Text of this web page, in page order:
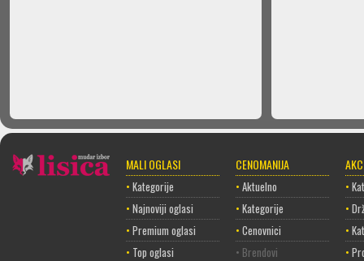
MALI OGLASI
• Kategorije
• Najnoviji oglasi
• Premium oglasi
• Top oglasi
CENOMANIJA
• Aktuelno
• Kategorije
• Cenovnici
• Brendovi
•
•
•
•